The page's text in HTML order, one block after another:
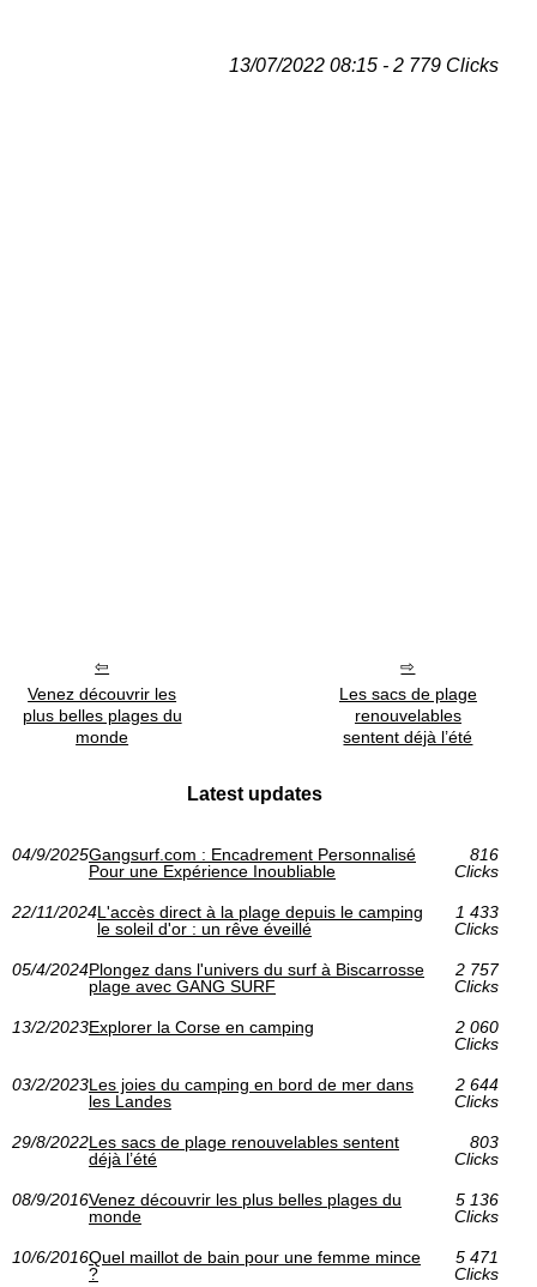
13/07/2022 08:15 - 2 779 Clicks
Venez découvrir les
plus belles plages du
monde
Les sacs de plage
renouvelables
sentent déjà l’été
Latest updates
04/9/2025Gangsurf.com : Encadrement Personnalisé
Pour une Expérience Inoubliable
816
Clicks
22/11/2024L'accès direct à la plage depuis le camping
le soleil d'or : un rêve éveillé
1 433
Clicks
05/4/2024Plongez dans l'univers du surf à Biscarrosse
plage avec GANG SURF
2 757
Clicks
13/2/2023Explorer la Corse en camping
2 060
Clicks
03/2/2023Les joies du camping en bord de mer dans
les Landes
2 644
Clicks
29/8/2022Les sacs de plage renouvelables sentent
déjà l’été
803
Clicks
08/9/2016Venez découvrir les plus belles plages du
monde
5 136
Clicks
10/6/2016Quel maillot de bain pour une femme mince
?
5 471
Clicks